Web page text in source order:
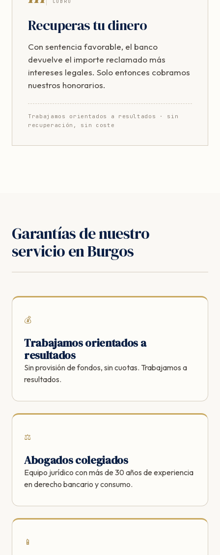
Recuperas tu dinero
Con sentencia favorable, el banco
devuelve el importe reclamado más
intereses legales. Solo entonces cobramos
nuestros honorarios.
Trabajamos orientados a resultados · sin
recuperación, sin coste
Garantías de nuestro
servicio en Burgos
💰
Trabajamos orientados a
resultados
Sin provisión de fondos, sin cuotas. Trabajamos a
resultados.
⚖️
Abogados colegiados
Equipo jurídico con más de 30 años de experiencia
en derecho bancario y consumo.
📱